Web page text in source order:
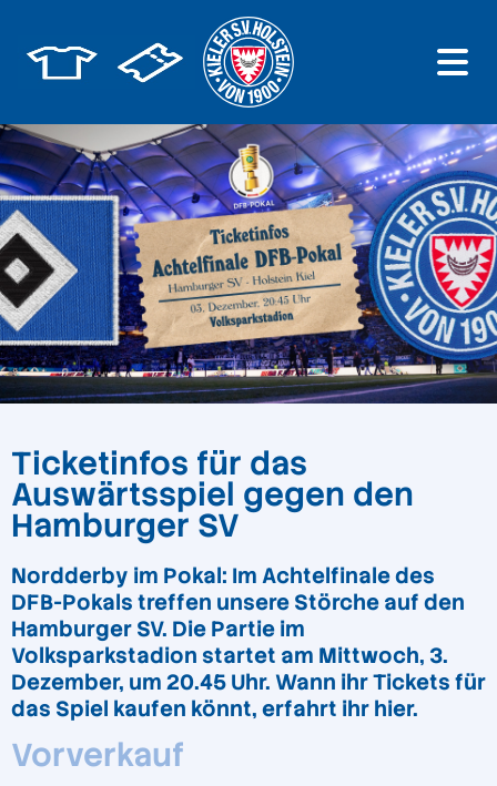
Ticketinfos für das
Auswärtsspiel gegen den
Hamburger SV
Nordderby im Pokal: Im Achtelfinale des
DFB-Pokals treffen unsere Störche auf den
Hamburger SV. Die Partie im
Volksparkstadion startet am Mittwoch, 3.
Dezember, um 20.45 Uhr. Wann ihr Tickets für
das Spiel kaufen könnt, erfahrt ihr hier.
Vorverkauf